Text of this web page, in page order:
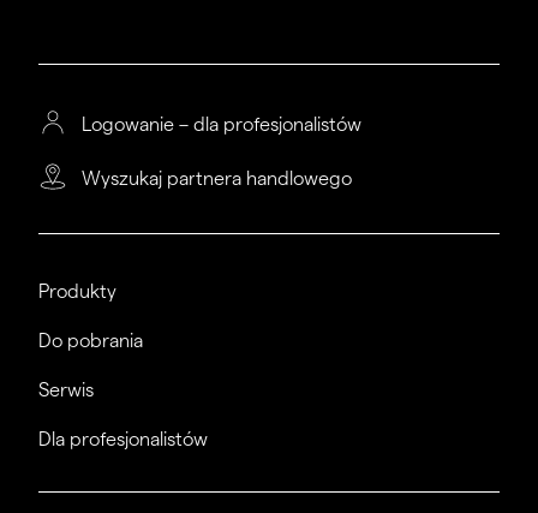
Logowanie – dla profesjonalistów
Wyszukaj partnera handlowego
Produkty
Do pobrania
Serwis
Dla profesjonalistów